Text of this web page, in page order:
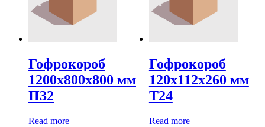
Гофрокороб
1200х800х800 мм
П32
Read more
Гофрокороб
120х112х260 мм
Т24
Read more